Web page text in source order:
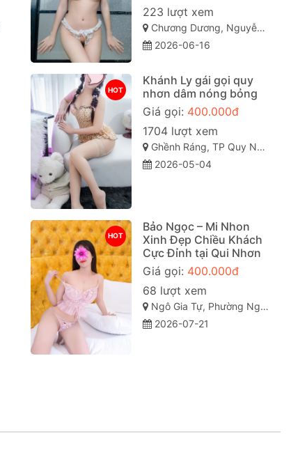
223 lượt xem
Chương Dương, Nguyễn Văn Cừ, TP Quy Nhơn
2026-06-16
HOT
Khánh Ly gái gọi quy
nhơn dâm nóng bỏng
Giá gọi: 400.000đ
1704 lượt xem
Ghềnh Ráng, TP Quy Nhơn, Bình Định
2026-05-04
HOT
Bảo Ngọc – Mi Nhon
Xinh Đẹp Chiều Khách
Cực Đỉnh tại Qui Nhơn
Giá gọi: 400.000đ
68 lượt xem
Ngô Gia Tự, Phường Nguyễn Văn Cừ, Thành phố Quy Nhơn, Tỉnh Bình Định
2026-07-21